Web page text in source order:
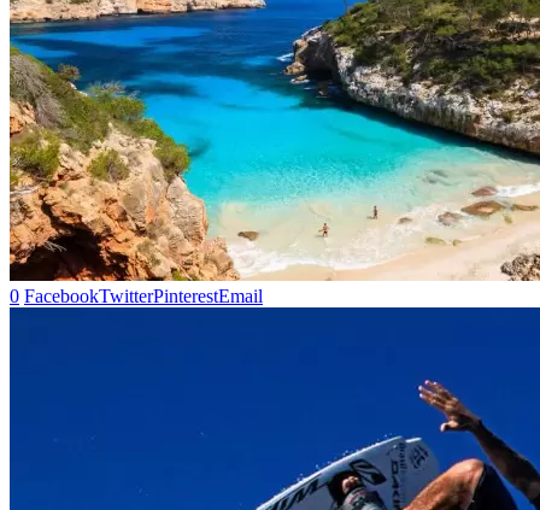
0 FacebookTwitterPinterestEmail